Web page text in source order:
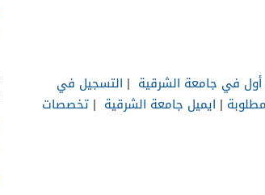
في جامعة الشرقية | التسجيل في
| ايميل جامعة الشرقية | تخصصات